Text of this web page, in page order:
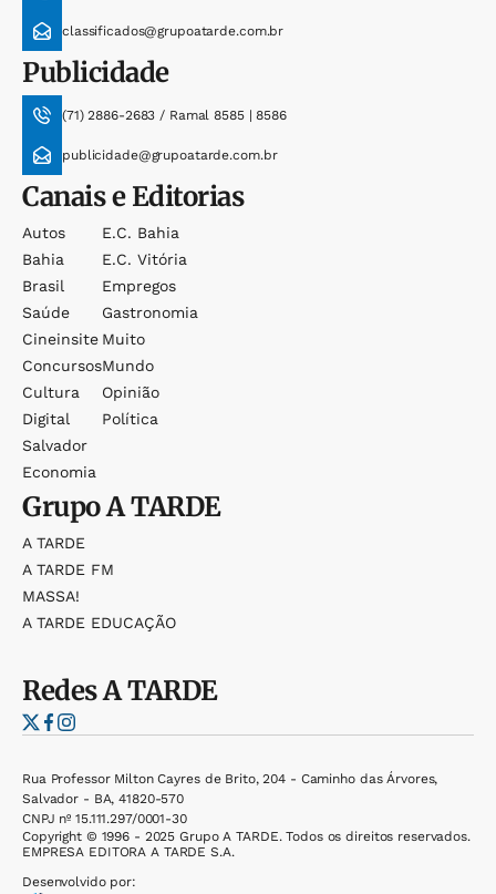
classificados@grupoatarde.com.br
Publicidade
(71) 2886-2683 / Ramal 8585 | 8586
publicidade@grupoatarde.com.br
Canais e Editorias
Autos
Bahia
Brasil
Saúde
Cineinsite
Concursos
Cultura
Digital
Salvador
Economia
E.c. Bahia
E.c. Vitória
Empregos
Gastronomia
Muito
Mundo
Opinião
Política
GrupoA TARDE
A TARDE
A TARDE FM
MASSA!
A TARDE EDUCAÇÃO
RedesA TARDE
Rua Professor Milton Cayres de Brito, 204 - Caminho das Árvores,
Salvador - BA, 41820-570
CNPJ nº 15.111.297/0001-30
Copyright © 1996 - 2025 Grupo A TARDE. Todos os direitos reservados.
EMPRESA EDITORA A TARDE S.A.
Desenvolvido por: